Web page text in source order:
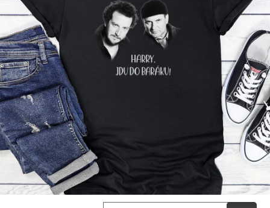
Příležitosti
Domácnost
Kolekce
Oblečení
Přihlášení